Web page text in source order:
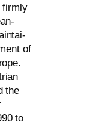
firm­ly
of
the
to